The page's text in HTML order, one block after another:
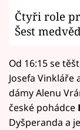
Čtyři role
Šest
Od 16:15 se
Josefa Vinkláře
dámy Alenu
české pohádce
Dyšperanda a